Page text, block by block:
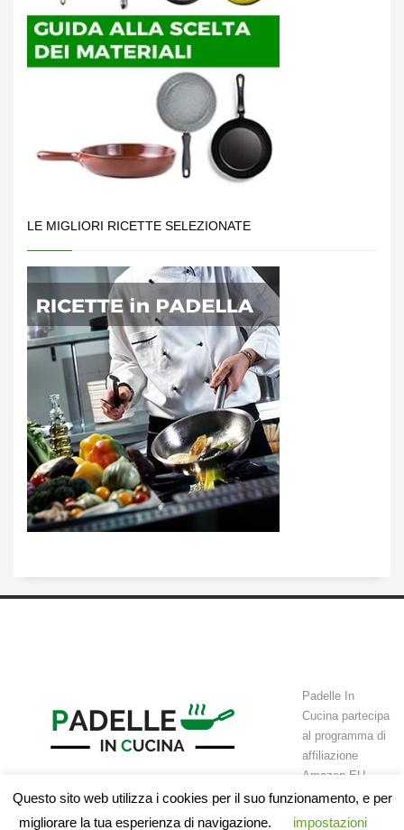
LE MIGLIORI RICETTE SELEZIONATE
Padelle In
Cucina partecipa
al programma di
affiliazione
Amazon EU
Associates Programme, un programma di affiliazione che permette a
siti web di guadagnare attraverso commissioni tramite l’advertising e il
Questo sito web utilizza i cookies per il suo funzionamento, e per
migliorare la tua esperienza di navigazione.
impostazioni